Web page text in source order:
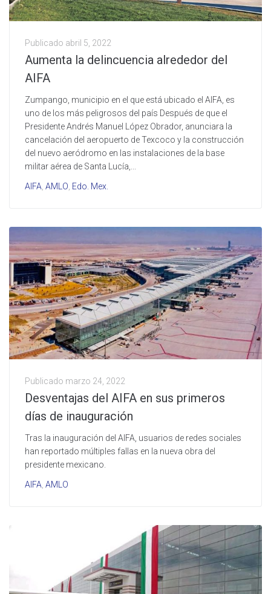
Publicado abril 5, 2022
Aumenta la delincuencia alrededor del
AIFA
Zumpango, municipio en el que está ubicado el AIFA, es
uno de los más peligrosos del país Después de que el
Presidente Andrés Manuel López Obrador, anunciara la
cancelación del aeropuerto de Texcoco y la construcción
del nuevo aeródromo en las instalaciones de la base
militar aérea de Santa Lucía,...
AIFA, AMLO, Edo. Mex.
Publicado marzo 24, 2022
Desventajas del AIFA en sus primeros
días de inauguración
Tras la inauguración del AIFA, usuarios de redes sociales
han reportado múltiples fallas en la nueva obra del
presidente mexicano.
AIFA AMLO